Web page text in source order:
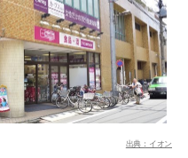
出典：イオン